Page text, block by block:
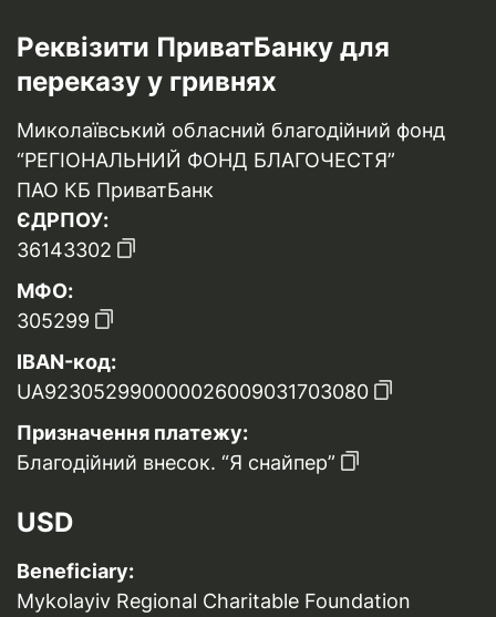
Реквізити ПриватБанку для
переказу у гривнях
Миколаївський обласний благодійний фонд
“РЕГІОНАЛЬНИЙ ФОНД БЛАГОЧЕСТЯ”
ПАО КБ ПриватБанк
ЄДРПОУ:
36143302
МФО:
305299
IBAN-код:
UA923052990000026009031703080
Призначення платежу:
Благодійний внесок. “Я снайпер”
USD
Beneficiary:
Mykolayiv Regional Charitable Foundation